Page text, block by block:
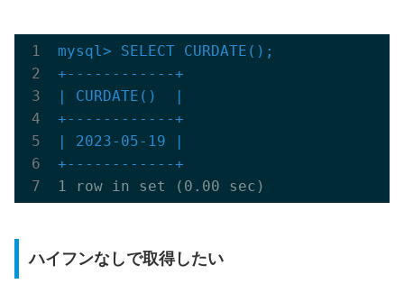
mysql> SELECT CURDATE();
+------------+
| CURDATE()  |
+------------+
| 2023-05-19 |
+------------+
ハイフンなしで取得したい